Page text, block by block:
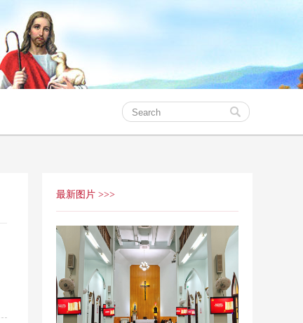
最新图片 >>>